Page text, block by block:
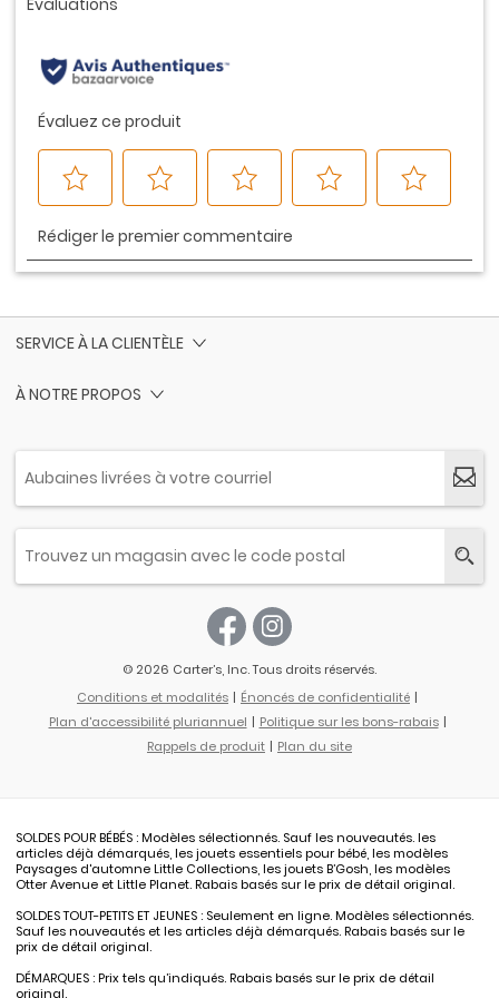
SERVICE À LA CLIENTÈLE
À NOTRE PROPOS
© 2026 Carter’s, Inc. Tous droits réservés.
Conditions et modalités
Énoncés de confidentialité
Plan d'accessibilité pluriannuel
Politique sur les bons-rabais
Rappels de produit
Plan du site
SOLDES POUR BÉBÉS : Modèles sélectionnés. Sauf les nouveautés. les
articles déjà démarqués, les jouets essentiels pour bébé, les modèles
Paysages d'automne Little Collections, les jouets B’Gosh, les modèles
Otter Avenue et Little Planet. Rabais basés sur le prix de détail original.
SOLDES TOUT-PETITS ET JEUNES : Seulement en ligne. Modèles sélectionnés.
Sauf les nouveautés et les articles déjà démarqués. Rabais basés sur le
prix de détail original.
DÉMARQUES : Prix tels qu’indiqués. Rabais basés sur le prix de détail
original.